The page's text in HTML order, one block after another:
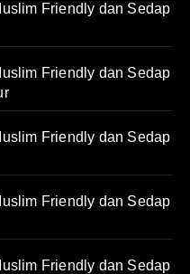
Friendly dan Sedap
Friendly dan Sedap
Friendly dan Sedap
Friendly dan Sedap
Friendly dan Sedap